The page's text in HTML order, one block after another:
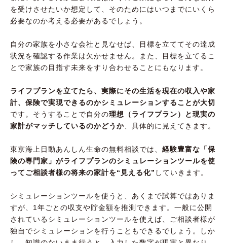
を受けさせたいか想定して、そのためにはいつまでにいくら
必要なのか考える必要があるでしょう。
自分の家族を小さな会社と見なせば、目標を立ててその達成
状況を確認する作業は欠かせません。また、目標を立てるこ
とで家族の目指す未来をすり合わせることにもなります。
ライフプランを立てたら、実際にその生活を現在の収入や家
計、保険で実現できるのかシミュレーションすることが大切
です。そうすることで自分の理想（ライフプラン）と現実の
家計がマッチしているのかどうか 、具体的に見えてきます。
東京海上日動あんしん生命の無料相談では、 経験豊富な「保
険の専門家」がライフプランのシミュレーションツールを使
ってご相談者様の将来の家計を“見える化” していきます。
シミュレーションツールを使うと、あくまで試算ではありま
すが、1年ごとの収支や貯金額を推測できます。一般に公開
されているシミュレーションツールを使えば、ご相談者様が
独自でシミュレーションを行うこともできるでしょう。しか